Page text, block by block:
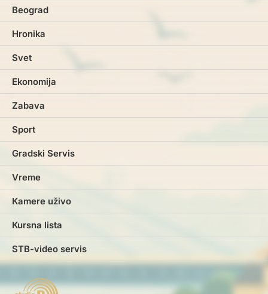
Beograd
Hronika
Svet
Ekonomija
Zabava
Sport
Gradski Servis
Vreme
Kamere uživo
Kursna lista
STB-video servis